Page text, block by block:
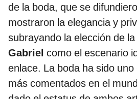
de la boda, que se
mostraron la elegancia y
subrayando la elección de la
Gabriel como el escenario
enlace. La boda ha sido
más comentados en el